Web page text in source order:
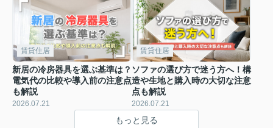
賃貸住居
新居の冷房器具を選ぶ基準は？
電気代の比較や導入前の注意点
も解説
2026.07.21
賃貸住居
ソファの選び方で迷う方へ！構
造や生地と購入時の大切な注意
点も解説
2026.07.21
もっと見る